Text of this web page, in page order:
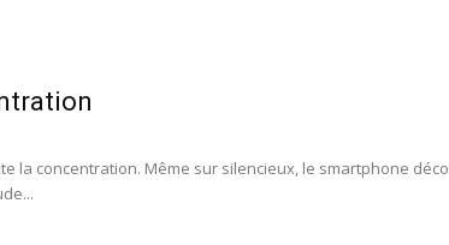
la concentration. Même sur silencieux, le smartphone